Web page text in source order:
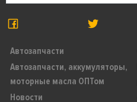
Автозапчасти
Автозапчасти, аккумуляторы,
моторные масла ОПТом
Новости